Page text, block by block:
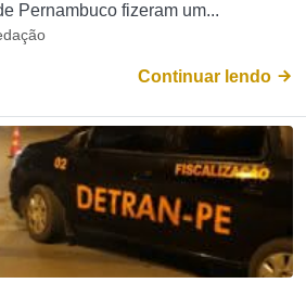
Pernambuco fizeram um...
Continuar lendo